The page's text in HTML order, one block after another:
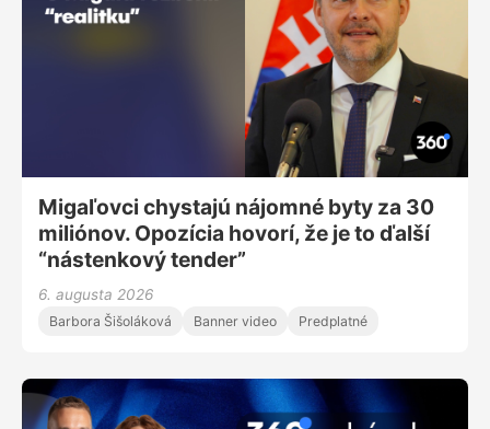
Migaľovci chystajú nájomné byty za 30
miliónov. Opozícia hovorí, že je to ďalší
“nástenkový tender”
6. augusta 2026
Barbora Šišoláková Banner video Predplatné